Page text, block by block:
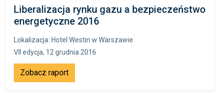
Liberalizacja rynku gazu a bezpieczeństwo
energetyczne 2016
Lokalizacja: Hotel Westin w Warszawie
VII edycja, 12 grudnia 2016
Zobacz raport